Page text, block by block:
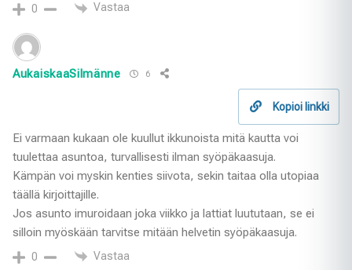
0 Vastaa
AukaiskaaSilmänne 6
Kopioi linkki
Ei varmaan kukaan ole kuullut ikkunoista mitä kautta voi
tuulettaa asuntoa, turvallisesti ilman syöpäkaasuja.
Kämpän voi myskin kenties siivota, sekin taitaa olla utopiaa
täällä kirjoittajille.
Jos asunto imuroidaan joka viikko ja lattiat luututaan, se ei
silloin myöskään tarvitse mitään helvetin syöpäkaasuja.
0 Vastaa